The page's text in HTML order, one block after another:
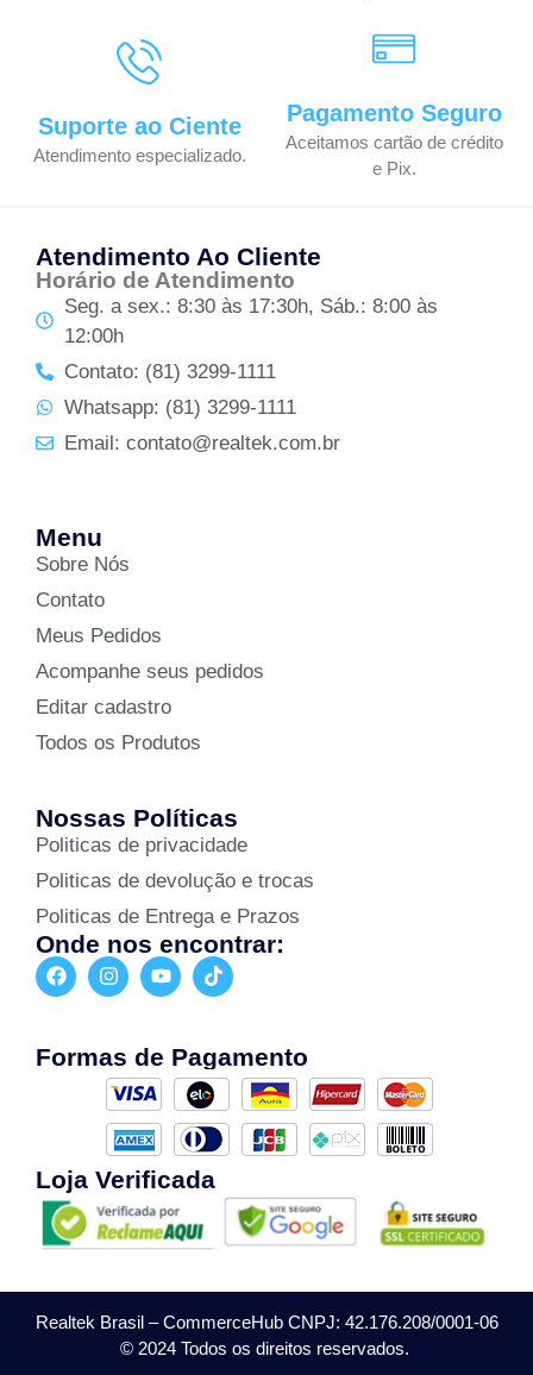
Suporte ao Ciente
Atendimento especializado.
Pagamento Seguro
Aceitamos cartão de crédito
e Pix.
Atendimento Ao Cliente
Horário de Atendimento
Seg. a sex.: 8:30 às 17:30h, Sáb.: 8:00 às
12:00h
Contato: (81) 3299-1111
Whatsapp: (81) 3299-1111
Email: contato@realtek.com.br
Menu
Sobre Nós
Contato
Meus Pedidos
Acompanhe seus pedidos
Editar cadastro
Todos os Produtos
Nossas Políticas
Politicas de privacidade
Politicas de devolução e trocas
Politicas de Entrega e Prazos
Onde nos encontrar:
Formas de Pagamento
Loja Verificada
Realtek Brasil – CommerceHub CNPJ: 42.176.208/0001-06
© 2024 Todos os direitos reservados.